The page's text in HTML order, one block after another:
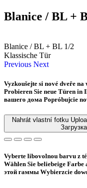
Blanice / BL +
Blanice / BL + BL 1/2
Klassische Tür
Previous Next
Vyzkoušejte si nové dveře na
Probieren Sie neue Türen in
вашего дома Popróbujcie
Nahrát vlastní fotku
Vyberte libovolnou barvu z
Wählen Sie beliebeige Farbe
этой гаммы Wybierzcie